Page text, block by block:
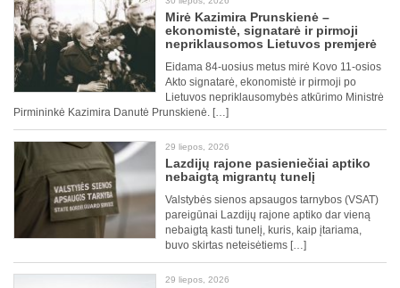
Mirė Kazimira Prunskienė –
ekonomistė, signatarė ir pirmoji
nepriklausomos Lietuvos premjerė
Eidama 84-uosius metus mirė Kovo 11-osios
Akto signatarė, ekonomistė ir pirmoji po
Lietuvos nepriklausomybės atkūrimo Ministrė
Pirmininkė Kazimira Danutė Prunskienė. […]
29 liepos, 2026
Lazdijų rajone pasieniečiai aptiko
nebaigtą migrantų tunelį
Valstybės sienos apsaugos tarnybos (VSAT)
pareigūnai Lazdijų rajone aptiko dar vieną
nebaigtą kasti tunelį, kuris, kaip įtariama,
buvo skirtas neteisėtiems […]
29 liepos, 2026